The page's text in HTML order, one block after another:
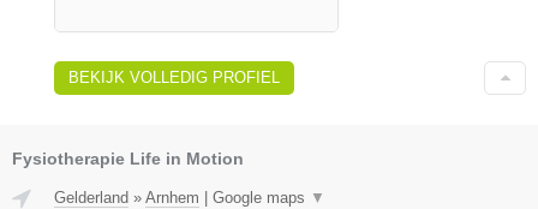
BEKIJK VOLLEDIG PROFIEL
Fysiotherapie Life in Motion
Gelderland » Arnhem Google maps ▼